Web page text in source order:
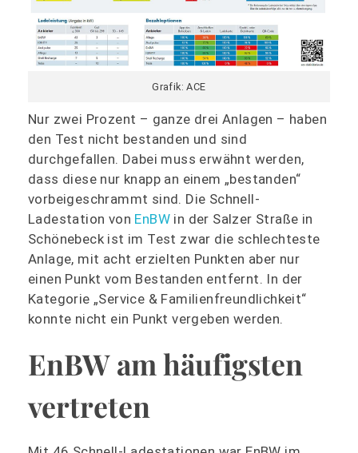
Grafik: ACE
Nur zwei Prozent – ganze drei Anlagen – haben
den Test nicht bestanden und sind
durchgefallen. Dabei muss erwähnt werden,
dass diese nur knapp an einem „bestanden“
vorbeigeschrammt sind. Die Schnell-
Ladestation von EnBW in der Salzer Straße in
Schönebeck ist im Test zwar die schlechteste
Anlage, mit acht erzielten Punkten aber nur
einen Punkt vom Bestanden entfernt. In der
Kategorie „Service & Familienfreundlichkeit“
konnte nicht ein Punkt vergeben werden.
EnBW am häufigsten
vertreten